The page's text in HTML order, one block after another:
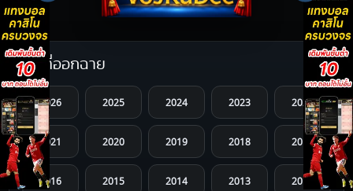
ปีที่ออกฉาย
2026 2025 2024 2023 2022
2021 2020 2019 2018 2017
2016 2015 2014 2013 2012